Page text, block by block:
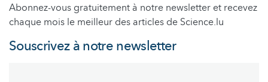
Abonnez-vous gratuitement à notre newsletter et recevez
chaque mois le meilleur des articles de Science.lu
Souscrivez à notre newsletter